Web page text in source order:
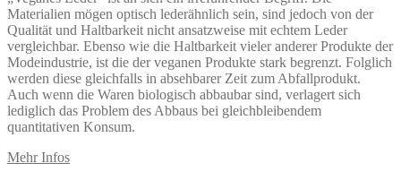
Materialien mögen optisch lederähnlich sein, sind jedoch von der
Qualität und Haltbarkeit nicht ansatzweise mit echtem Leder
vergleichbar. Ebenso wie die Haltbarkeit vieler anderer Produkte der
Modeindustrie, ist die der veganen Produkte stark begrenzt. Folglich
werden diese gleichfalls in absehbarer Zeit zum Abfallprodukt.
Auch wenn die Waren biologisch abbaubar sind, verlagert sich
lediglich das Problem des Abbaus bei gleichbleibendem
quantitativen Konsum.
Mehr Infos